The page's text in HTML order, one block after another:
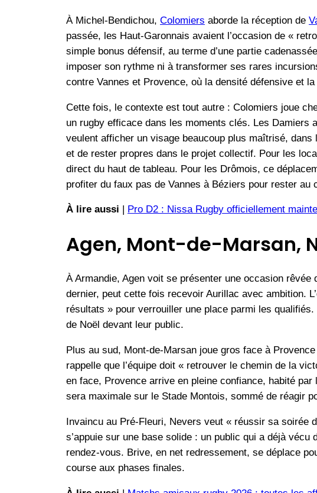
À Michel-Bendichou, Colomiers aborde la réception de
passée, les Haut-Garonnais avaient l’occasion de «
simple bonus défensif, au terme d’une partie
imposer son rythme ni à transformer ses rares
contre Vannes et Provence, où la densité défensive et
Cette fois, le contexte est tout autre : Colomiers joue
un rugby efficace dans les moments clés. Les
veulent afficher un visage beaucoup plus maîtrisé, dans
et de rester propres dans le projet collectif. Pour les
direct du haut de tableau. Pour les Drômois, ce
profiter du faux pas de Vannes à Béziers pour rester au
À lire aussi Pro D2 : Nissa Rugby officiellement
Agen, Mont-de-Marsan,
À Armandie, Agen voit se présenter une occasion
dernier, peut cette fois recevoir Aurillac avec ambition.
résultats » pour verrouiller une place parmi les
de Noël devant leur public.
Plus au sud, Mont-de-Marsan joue gros face à
rappelle que l’équipe doit « retrouver le chemin de la
en face, Provence arrive en pleine confiance, habité
sera maximale sur le Stade Montois, sommé de réagir
Invaincu au Pré-Fleuri, Nevers veut « réussir sa soirée
s’appuie sur une base solide : un public qui a déjà
rendez-vous. Brive, en net redressement, se déplace
course aux phases finales.